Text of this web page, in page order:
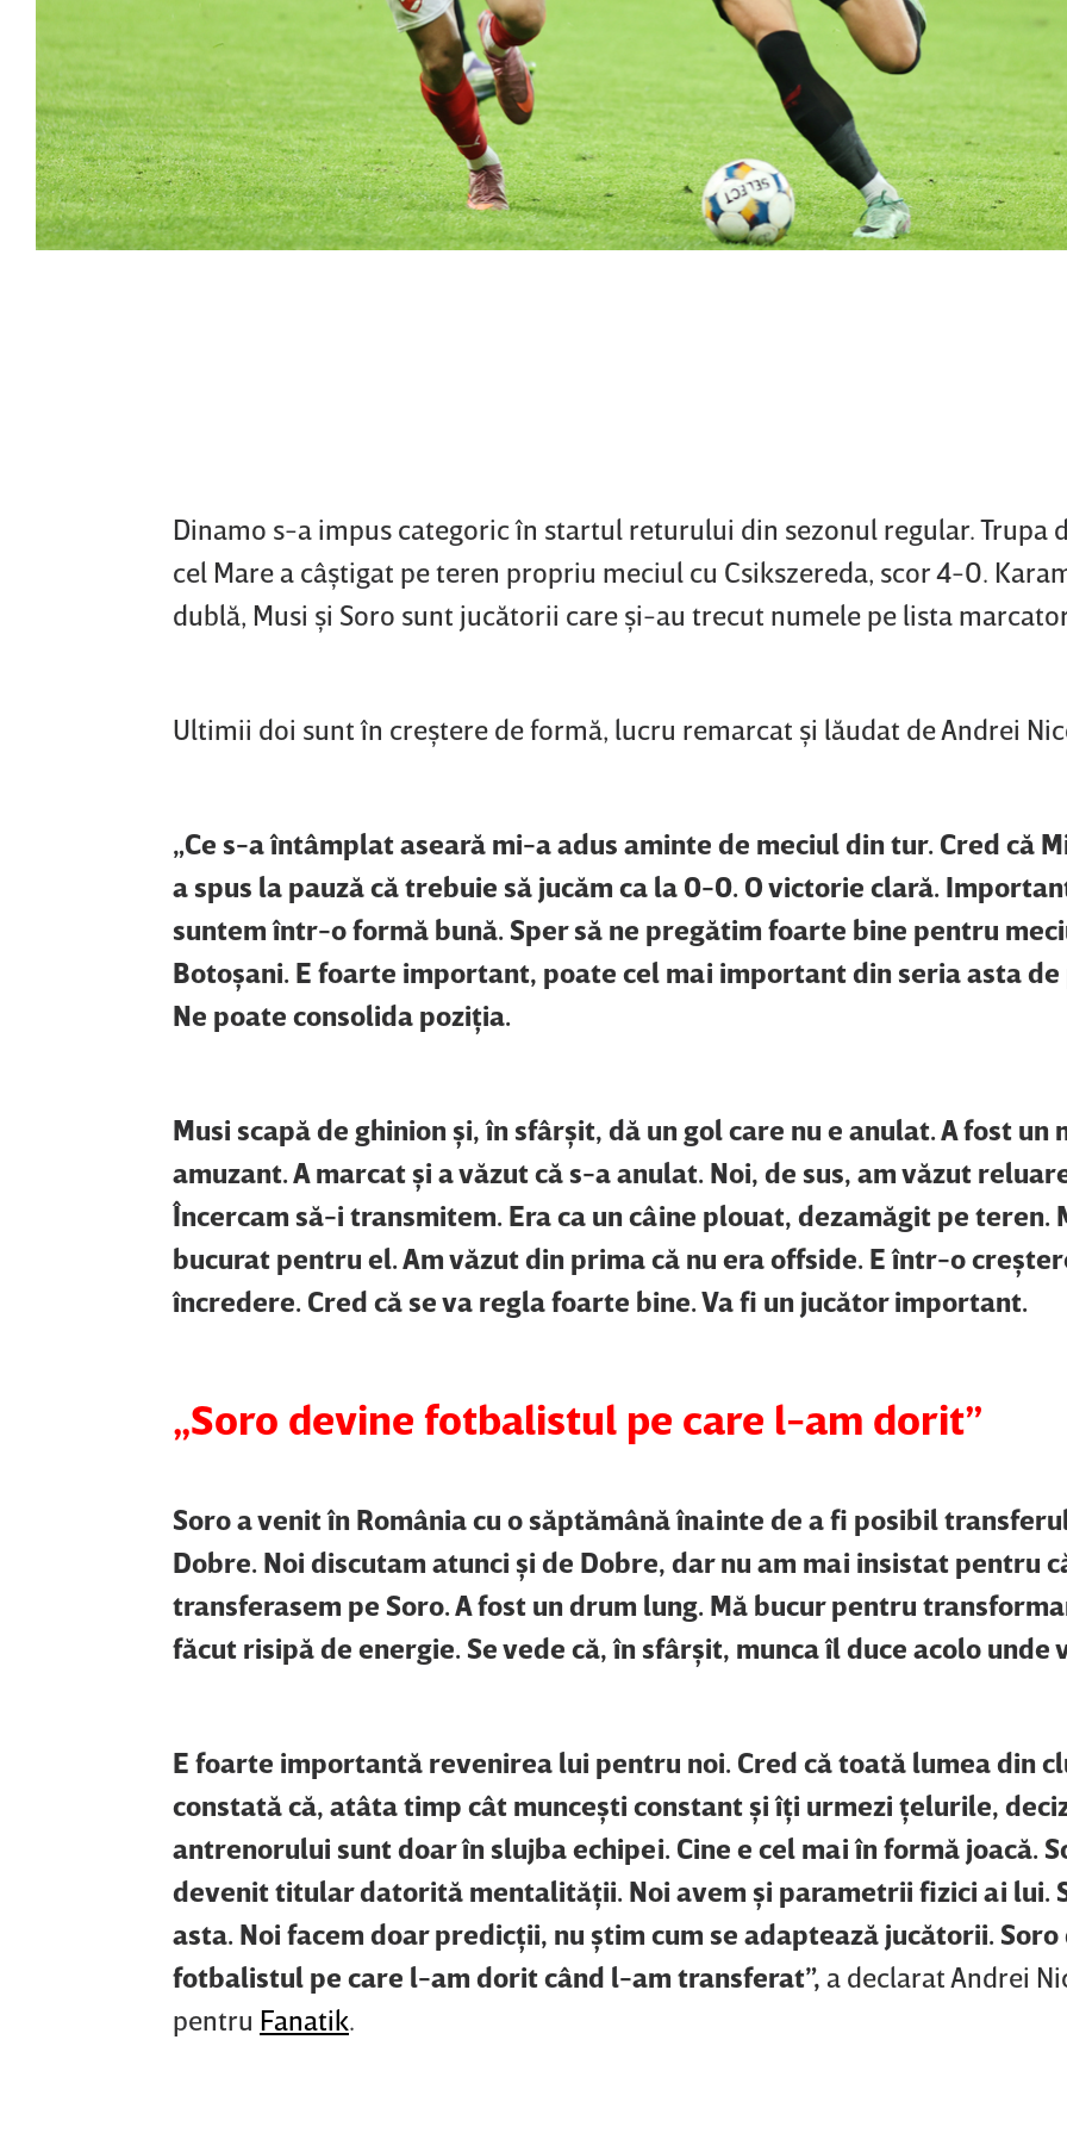
Dinamo s-a impus categoric în startul returului din sezonul regular. Trupa
cel Mare a câştigat pe teren propriu meciul cu Csikszereda, scor 4-0.
dublă, Musi şi Soro sunt jucătorii care şi-au trecut numele pe lista
Ultimii doi sunt în creştere de formă, lucru remarcat şi lăudat de Andrei
„Ce s-a întâmplat aseară mi-a adus aminte de meciul din tur. Cred că
a spus la pauză că trebuie să jucăm ca la 0-0. O victorie clară.
suntem într-o formă bună. Sper să ne pregătim foarte bine pentru
Botoşani. E foarte important, poate cel mai important din seria asta
Ne poate consolida poziţia.
Musi scapă de ghinion şi, în sfârşit, dă un gol care nu e anulat. A fost un
amuzant. A marcat şi a văzut că s-a anulat. Noi, de sus, am văzut
Încercam să-i transmitem. Era ca un câine plouat, dezamăgit pe teren.
bucurat pentru el. Am văzut din prima că nu era offside. E într-o
încredere. Cred că se va regla foarte bine. Va fi un jucător important.
„Soro devine fotbalistul pe care l-am dorit”
Soro a venit în România cu o săptămână înainte de a fi posibil
Dobre. Noi discutam atunci şi de Dobre, dar nu am mai insistat pentru
transferasem pe Soro. A fost un drum lung. Mă bucur pentru
făcut risipă de energie. Se vede că, în sfârşit, munca îl duce acolo unde
E foarte importantă revenirea lui pentru noi. Cred că toată lumea din
constată că, atâta timp cât munceşti constant şi îţi urmezi ţelurile,
antrenorului sunt doar în slujba echipei. Cine e cel mai în formă joacă.
devenit titular datorită mentalităţii. Noi avem şi parametrii fizici ai lui.
asta. Noi facem doar predicţii, nu ştim cum se adaptează jucătorii. Soro
fotbalistul pe care l-am dorit când l-am transferat”, a declarat Andrei
pentru Fanatik.